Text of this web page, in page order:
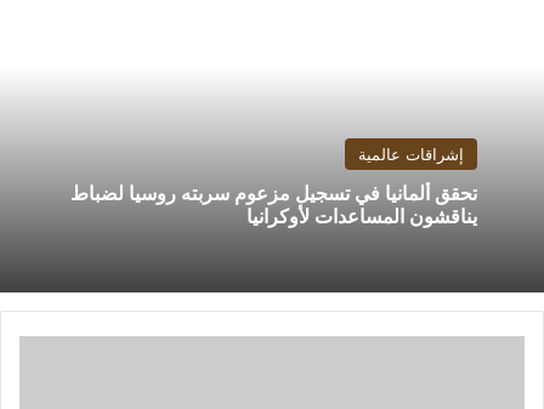
إشراقات عالمية
تحقق ألمانيا في تسجيل مزعوم سربته روسيا لضباط
يناقشون المساعدات لأوكرانيا